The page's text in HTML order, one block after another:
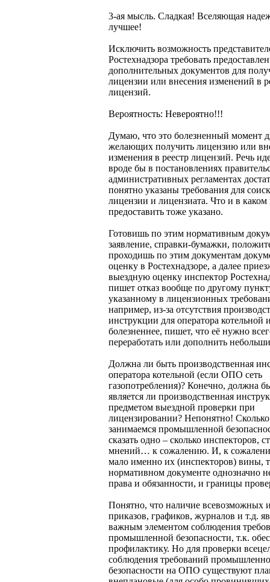
3-ая мысль. Сладкая! Вселяющая
лучшее!
Исключить возможность
Ростехнадзора требовать
дополнительных документов для
лицензии или внесения изменений в
лицензий.
Вероятность: Невероятно!!!
Думаю, что это болезненный момент
желающих получить лицензию или
изменения в реестр лицензий. Речь
вроде бы в постановлениях
административных регламентах
понятно указаны требования для
лицензии и лицензиата. Что и в
предоставить тоже указано.
Готовишь по этим нормативным
заявление, справки-бумажки,
проходишь по этим документам
оценку в Ростехнадзоре, а далее
выездную оценку инспектор
пишет отказ вообще по другому
указанному в лицензионных
например, из-за отсутствия
инструкции для оператора котельной
болезненнее, пишет, что её нужно
переработать или дополнить
Должна ли быть производственная
оператора котельной (если ОПО сеть
газопотребления)? Конечно, должна
является ли производственная
предметом выездной проверки при
лицензировании? Непонятно!
занимаемся промышленной
сказать одно – сколько инспекторов,
мнений… к сожалению. И, к
мало именно их (инспекторов) вины,
нормативном документе однозначно
права и обязанности, и границы
Понятно, что наличие всевозможных
приказов, графиков, журналов и т.д.
важным элементом соблюдения
промышленной безопасности, т.к.
профилактику. Но для проверки
соблюдения требований
безопасности на ОПО существуют